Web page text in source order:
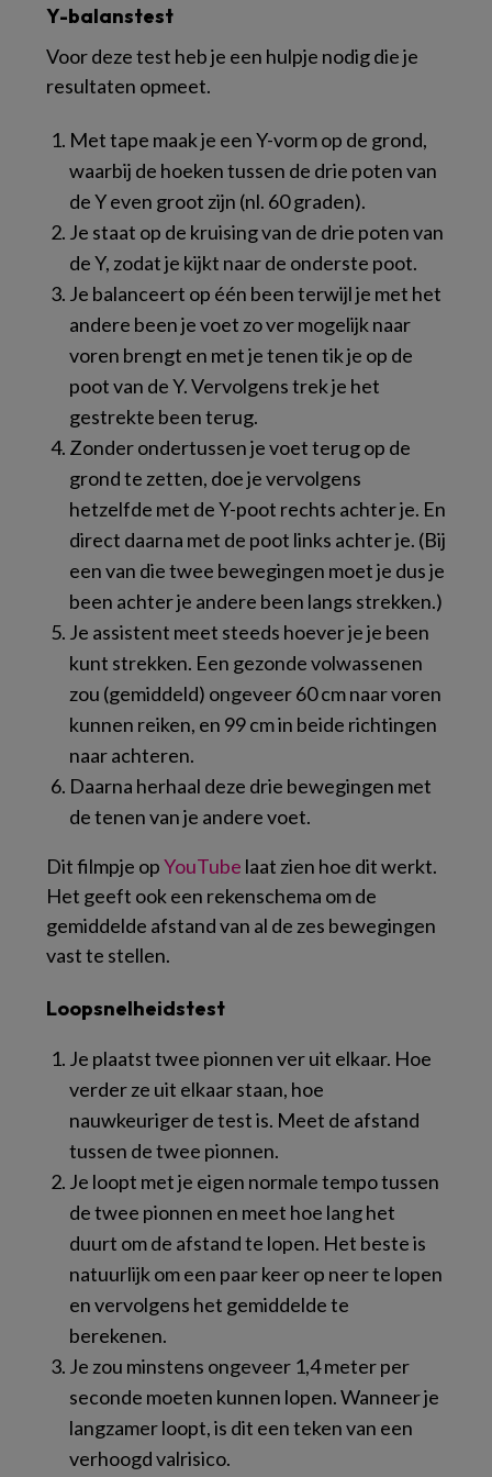
Y-balanstest
Voor deze test heb je een hulpje nodig die je
resultaten opmeet.
Met tape maak je een Y-vorm op de grond,
waarbij de hoeken tussen de drie poten van
de Y even groot zijn (nl. 60 graden).
Je staat op de kruising van de drie poten van
de Y, zodat je kijkt naar de onderste poot.
Je balanceert op één been terwijl je met het
andere been je voet zo ver mogelijk naar
voren brengt en met je tenen tik je op de
poot van de Y. Vervolgens trek je het
gestrekte been terug.
Zonder ondertussen je voet terug op de
grond te zetten, doe je vervolgens
hetzelfde met de Y-poot rechts achter je. En
direct daarna met de poot links achter je. (Bij
een van die twee bewegingen moet je dus je
been achter je andere been langs strekken.)
Je assistent meet steeds hoever je je been
kunt strekken. Een gezonde volwassenen
zou (gemiddeld) ongeveer 60 cm naar voren
kunnen reiken, en 99 cm in beide richtingen
naar achteren.
Daarna herhaal deze drie bewegingen met
de tenen van je andere voet.
Dit filmpje opYouTube laat zien hoe dit werkt.
Het geeft ook een rekenschema om de
gemiddelde afstand van al de zes bewegingen
vast te stellen.
Loopsnelheidstest
Je plaatst twee pionnen ver uit elkaar. Hoe
verder ze uit elkaar staan, hoe
nauwkeuriger de test is. Meet de afstand
tussen de twee pionnen.
Je loopt met je eigen normale tempo tussen
de twee pionnen en meet hoe lang het
duurt om de afstand te lopen. Het beste is
natuurlijk om een paar keer op neer te lopen
en vervolgens het gemiddelde te
berekenen.
Je zou minstens ongeveer 1,4 meter per
seconde moeten kunnen lopen. Wanneer je
langzamer loopt, is dit een teken van een
verhoogd valrisico.